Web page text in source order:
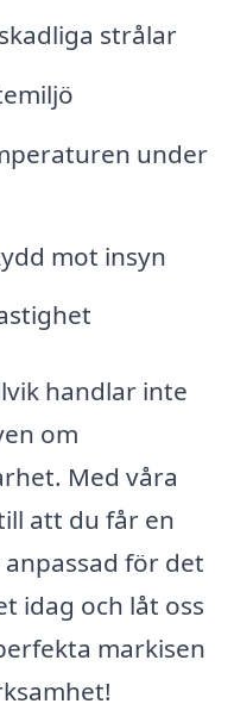
strålar
under
mot insyn
handlar inte
om
Med våra
att du får en
för det
idag och låt oss
markisen